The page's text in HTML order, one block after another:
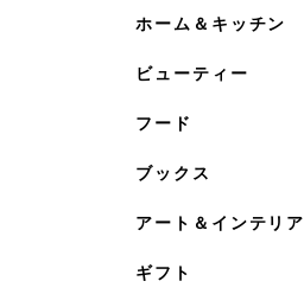
ホーム＆キッチン
ビューティー
フード
ブックス
アート＆インテリア
ギフト